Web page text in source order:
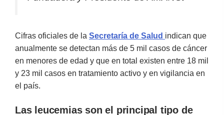
Cifras oficiales de la Secretaría de Salud indican que
anualmente se detectan más de 5 mil casos de cáncer
en menores de edad y que en total existen entre 18 mil
y 23 mil casos en tratamiento activo y en vigilancia en
el país.
Las leucemias son el principal tipo de